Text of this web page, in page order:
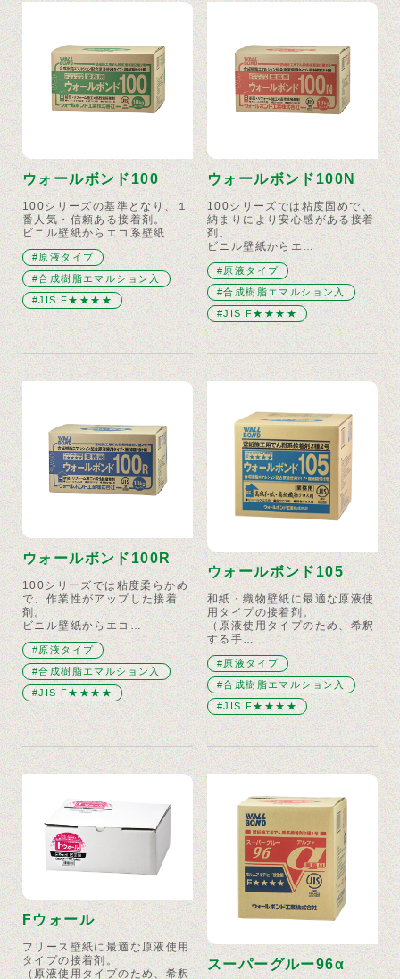
ウォールボンド100
100シリーズの基準となり、１
番人気・信頼ある接着剤。
ビニル壁紙からエコ系壁紙…
#原液タイプ
#合成樹脂エマルション入
#JIS F★★★★
ウォールボンド100N
100シリーズでは粘度固めで、
納まりにより安心感がある接着
剤。
ビニル壁紙からエ…
#原液タイプ
#合成樹脂エマルション入
#JIS F★★★★
ウォールボンド100R
100シリーズでは粘度柔らかめ
で、作業性がアップした接着
剤。
ビニル壁紙からエコ…
#原液タイプ
#合成樹脂エマルション入
#JIS F★★★★
ウォールボンド105
和紙・織物壁紙に最適な原液使
用タイプの接着剤。
（原液使用タイプのため、希釈
する手…
#原液タイプ
#合成樹脂エマルション入
#JIS F★★★★
Fウォール
フリース壁紙に最適な原液使用
タイプの接着剤。
（原液使用タイプのため、希釈
スーパーグルー96α